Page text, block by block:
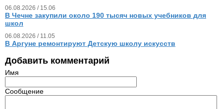
06.08.2026 / 15.06
В Чечне закупили около 190 тысяч новых учебников для
школ
06.08.2026 / 11.05
В Аргуне ремонтируют Детскую школу искусств
Добавить комментарий
Имя
Сообщение